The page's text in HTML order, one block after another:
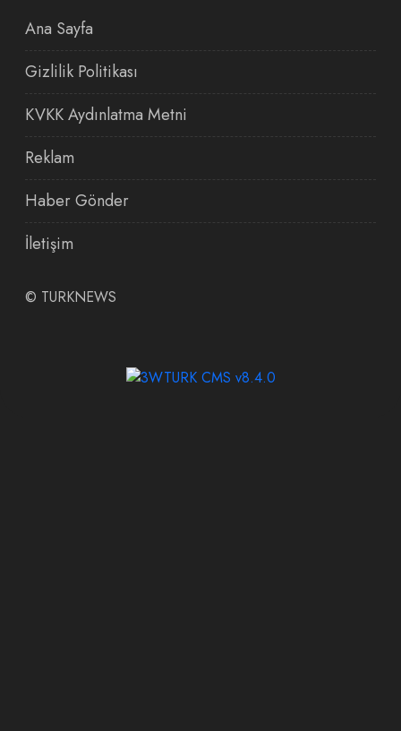
Ana Sayfa
Gizlilik Politikası
KVKK Aydınlatma Metni
Reklam
Haber Gönder
İletişim
© TURKNEWS